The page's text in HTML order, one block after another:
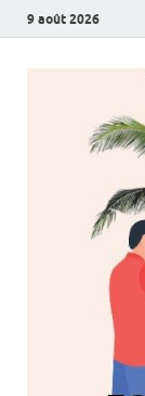
9 août 2026